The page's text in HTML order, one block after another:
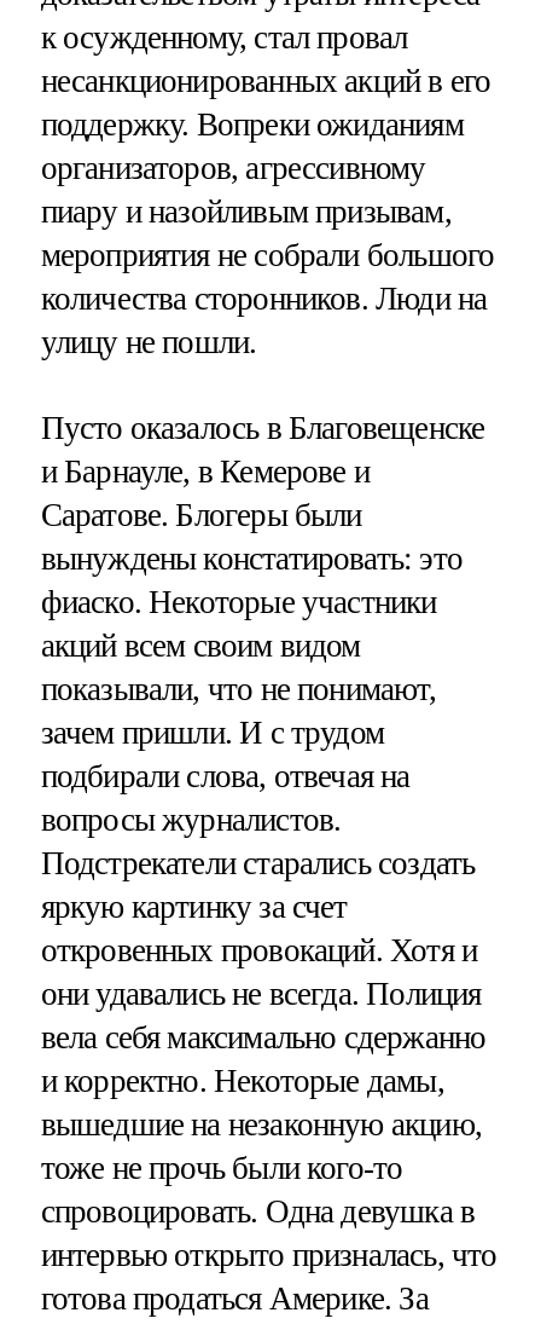
к осужденному, стал провал
несанкционированных акций в его
поддержку. Вопреки ожиданиям
организаторов, агрессивному
пиару и назойливым призывам,
мероприятия не собрали большого
количества сторонников. Люди на
улицу не пошли.
Пусто оказалось в Благовещенске
и Барнауле, в Кемерове и
Саратове. Блогеры были
вынуждены констатировать: это
фиаско. Некоторые участники
акций всем своим видом
показывали, что не понимают,
зачем пришли. И с трудом
подбирали слова, отвечая на
вопросы журналистов.
Подстрекатели старались создать
яркую картинку за счет
откровенных провокаций. Хотя и
они удавались не всегда. Полиция
вела себя максимально сдержанно
и корректно. Некоторые дамы,
вышедшие на незаконную акцию,
тоже не прочь были кого-то
спровоцировать. Одна девушка в
интервью открыто призналась, что
готова продаться Америке. За